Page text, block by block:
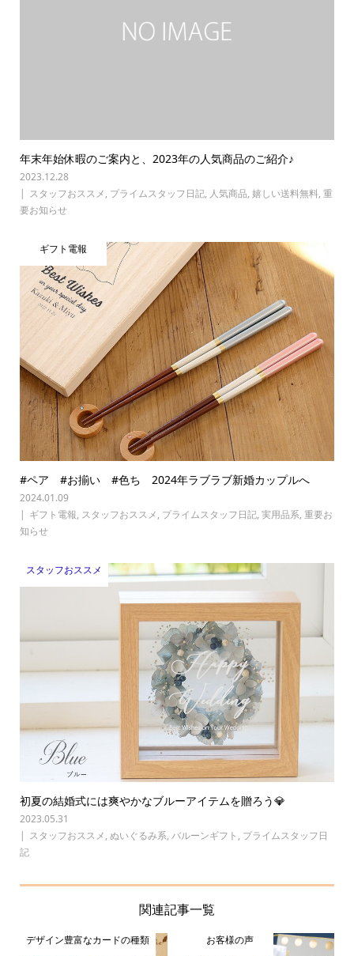
年末年始休暇のご案内と、2023年の人気商品のご紹介♪
2023.12.28
スタッフおススメ, プライムスタッフ日記, 人気商品, 嬉しい送料無料, 重
要お知らせ
ギフト電報
#ペア #お揃い #色ち 2024年ラブラブ新婚カップルへ
2024.01.09
ギフト電報, スタッフおススメ, プライムスタッフ日記, 実用品系, 重要お
知らせ
スタッフおススメ
初夏の結婚式には爽やかなブルーアイテムを贈ろう💎
2023.05.31
スタッフおススメ, ぬいぐるみ系, バルーンギフト , プライムスタッフ日
記
関連記事一覧
デザイン豊富なカードの種類 お客様の声